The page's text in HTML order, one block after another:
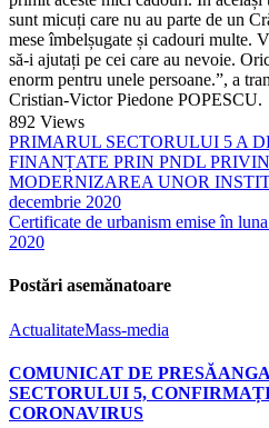
sunt micuți care nu au parte de un
mese îmbelșugate și cadouri multe.
să-i ajutați pe cei care au nevoie.
enorm pentru unele persoane.”, a
Cristian-Victor Piedone POPESCU.
892 Views
PRIMARUL SECTORULUI 5 A
FINANȚATE PRIN PNDL
MODERNIZAREA UNOR
decembrie 2020
Certificate de urbanism emise în
2020
Postări asemănatoare
ActualitateMass-media
COMUNICAT DE
SECTORULUI 5,
CORONAVIRUS